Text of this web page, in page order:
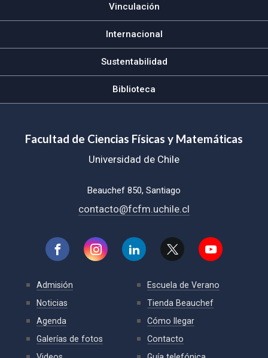
Vinculación
Internacional
Sustentabilidad
Biblioteca
Facultad de Ciencias Físicas y Matemáticas
Universidad de Chile
Beauchef 850, Santiago
contacto@fcfm.uchile.cl
Admisión
Noticias
Agenda
Galerías de fotos
Escuela de Verano
Tienda Beauchef
Cómo llegar
Contacto